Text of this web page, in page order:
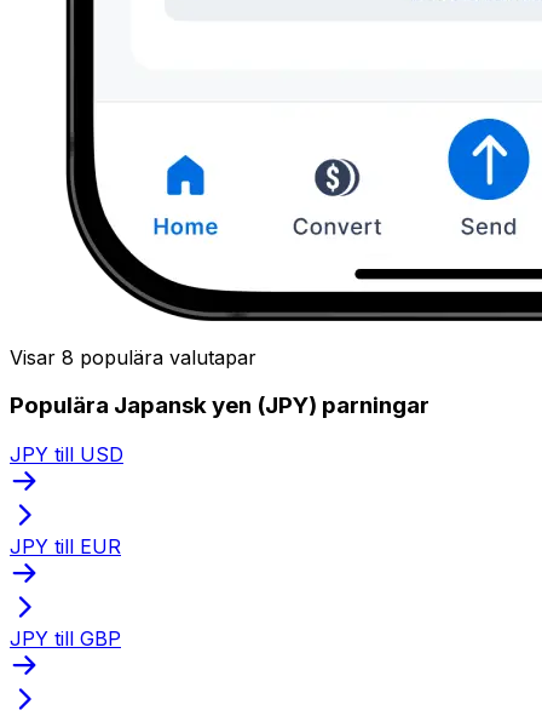
Visar 8 populära valutapar
Populära Japansk yen (JPY) parningar
JPY till USD
JPY till EUR
JPY till GBP